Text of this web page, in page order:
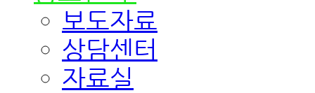
보도자료
상담센터
자료실